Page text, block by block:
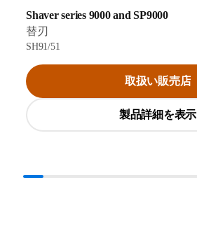
Shaver series 9000 and SP9000
替刃
SH91/51
取扱い販売店
製品詳細を表示